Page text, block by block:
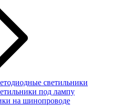
светильники
под лампу
на шинопроводе